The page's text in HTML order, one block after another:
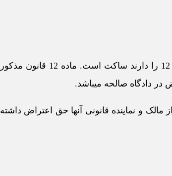
قانون زمین شهری در مورد اینکه چه کسانی حق اعتراض به نظریه کمیسیون ماده 12 را دارند ساکت است. ماده 12 قانون مذکور
دادگاه صالحه میباشد.
اشخاص اعم از مالک و نماینده قانونی آنها حق اعتراض داشته